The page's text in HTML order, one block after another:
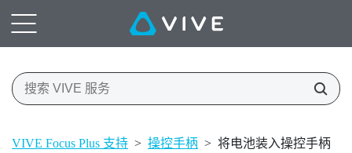
VIVE Focus Plus 支持 > 操控手柄 > 将电池装入操控手柄